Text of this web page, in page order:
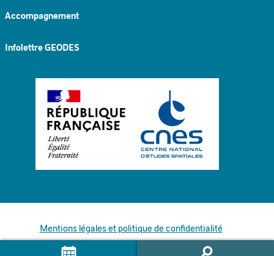
Accompagnement
Infolettre GEODES
Mentions légales et politique de confidentialité